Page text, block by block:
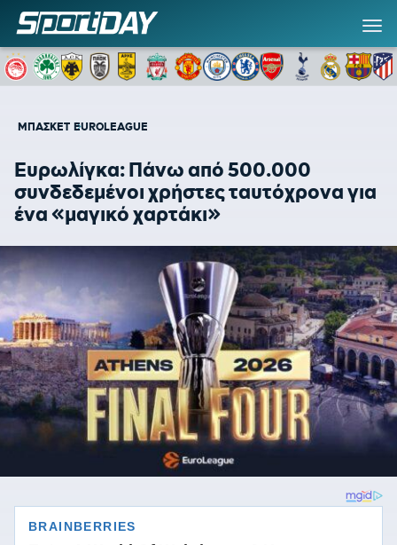
ΜΠΑΣΚΕΤ EUROLEAGUE
Ευρωλίγκα: Πάνω από 500.000
συνδεδεμένοι χρήστες ταυτόχρονα για
ένα «μαγικό χαρτάκι»